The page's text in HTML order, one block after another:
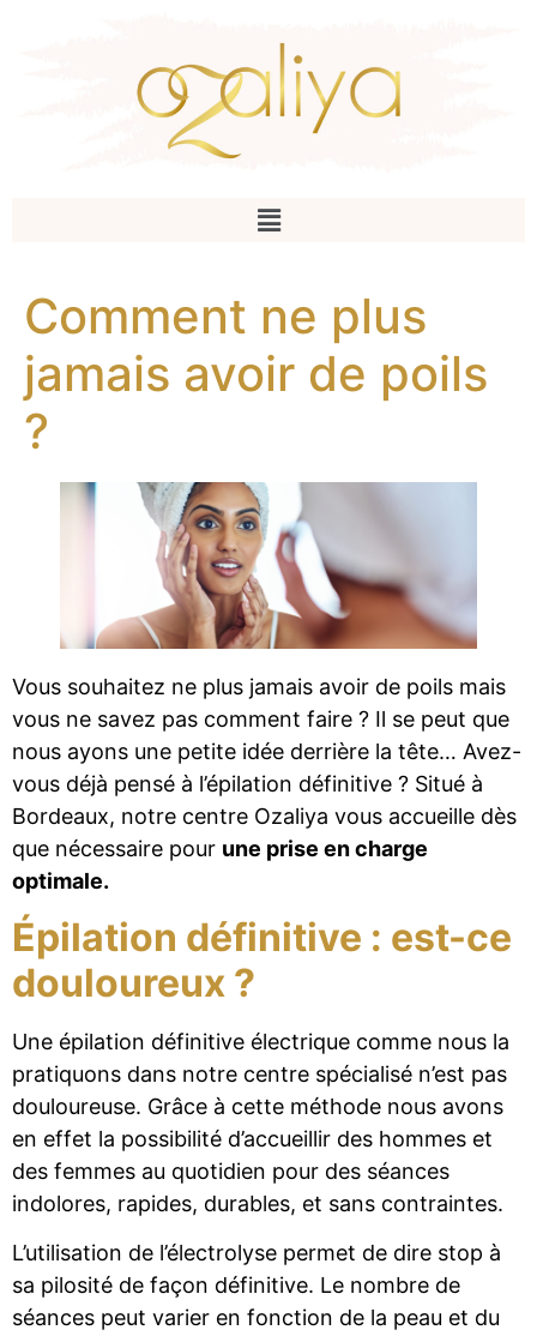
Comment ne plus
jamais avoir de poils
?
Vous souhaitez ne plus jamais avoir de poils mais
vous ne savez pas comment faire ? Il se peut que
nous ayons une petite idée derrière la tête… Avez-
vous déjà pensé à l’épilation définitive ? Situé à
Bordeaux, notre centre Ozaliya vous accueille dès
que nécessaire pour une prise en charge
optimale.
Épilation définitive : est-ce
douloureux ?
Une épilation définitive électrique comme nous la
pratiquons dans notre centre spécialisé n’est pas
douloureuse. Grâce à cette méthode nous avons
en effet la possibilité d’accueillir des hommes et
des femmes au quotidien pour des séances
indolores, rapides, durables, et sans contraintes.
L’utilisation de l’électrolyse permet de dire stop à
sa pilosité de façon définitive. Le nombre de
séances peut varier en fonction de la peau et du